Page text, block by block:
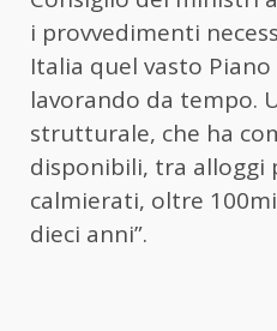
i provvedimenti
Italia quel vasto
lavorando da tempo.
strutturale, che ha
disponibili, tra alloggi
calmierati, oltre
dieci anni”.